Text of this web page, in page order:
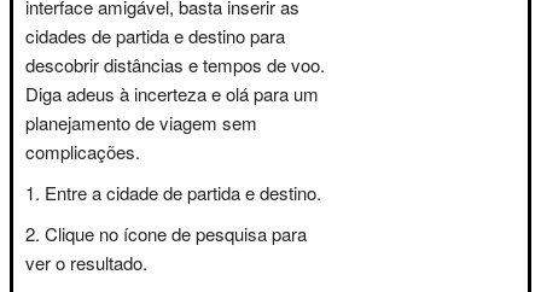
interface amigável, basta inserir as
cidades de partida e destino para
descobrir distâncias e tempos de voo.
Diga adeus à incerteza e olá para um
planejamento de viagem sem
complicações.
Entre a cidade de partida e destino.
Clique no ícone de pesquisa para
ver o resultado.